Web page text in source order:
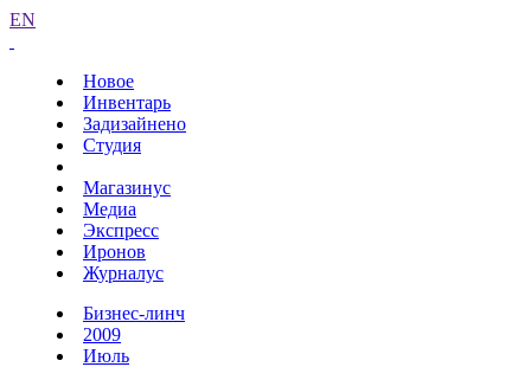
EN
Новое
Инвентарь
Задизайнено
Студия
Магазинус
Медиа
Экспресс
Иронов
Журналус
Бизнес-линч
2009
Июль